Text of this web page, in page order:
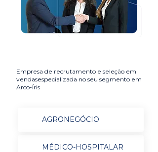
Empresa de recrutamento e seleção em
vendasespecializada no seu segmento em
Arco-Íris
AGRONEGÓCIO
MÉDICO-HOSPITALAR